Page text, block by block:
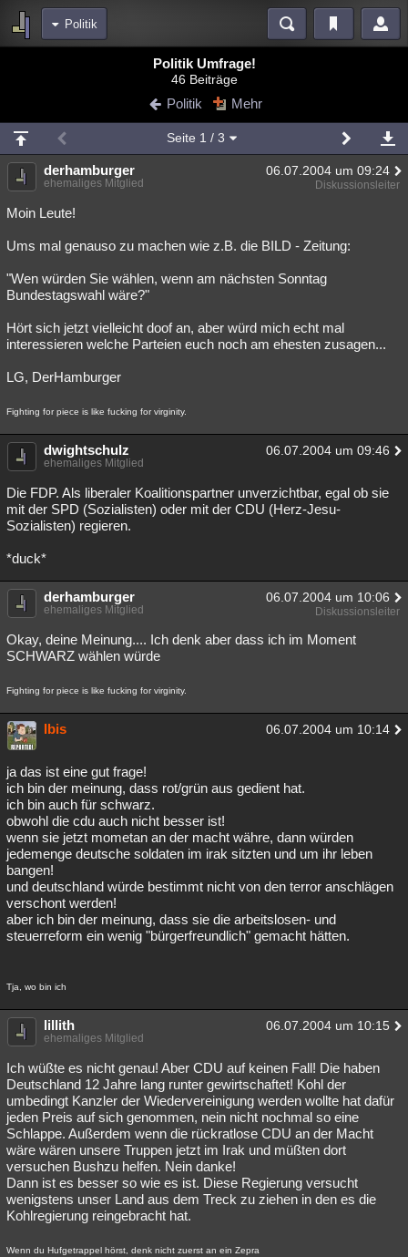
Politik
Blogs
Chat Wiki Neuigkeiten
meine Rubriken
Menschen Wissenschaft Mystery Kriminalfälle
Spiritualität
Natur Umfragen Unterhaltung
weitere Rubriken
Philosophie Träume
Astronomie Helpdesk Gruppen Gaming Filme
Musik Clash
Lesenswert Schlüsselwörter
Politik Umfrage!
46 Beiträge
Politik Mehr
Seite 1 / 3
derhamburger 06.07.2004 um 09:24
ehemaliges Mitglied Diskussionsleiter
Moin Leute!
Ums mal genauso zu machen wie z.B. die BILD - Zeitung:
"Wen würden Sie wählen, wenn am nächsten Sonntag
Bundestagswahl wäre?"
Hört sich jetzt vielleicht doof an, aber würd mich echt mal
interessieren welche Parteien euch noch am ehesten zusagen...
LG, DerHamburger
Fighting for piece is like fucking for virginity.
dwightschulz 06.07.2004 um 09:46
ehemaliges Mitglied
Die FDP. Als liberaler Koalitionspartner unverzichtbar, egal ob sie
mit der SPD (Sozialisten) oder mit der CDU (Herz-Jesu-
Sozialisten) regieren.
*duck*
derhamburger 06.07.2004 um 10:06
ehemaliges Mitglied Diskussionsleiter
Okay, deine Meinung.... Ich denk aber dass ich im Moment
SCHWARZ wählen würde
Fighting for piece is like fucking for virginity.
Ibis 06.07.2004 um 10:14
ja das ist eine gut frage!
ich bin der meinung, dass rot/grün aus gedient hat.
ich bin auch für schwarz.
obwohl die cdu auch nicht besser ist!
wenn sie jetzt mometan an der macht währe, dann würden
jedemenge deutsche soldaten im irak sitzten und um ihr leben
bangen!
und deutschland würde bestimmt nicht von den terror anschlägen
verschont werden!
aber ich bin der meinung, dass sie die arbeitslosen- und
steuerreform ein wenig "bürgerfreundlich" gemacht hätten.
Tja, wo bin ich
lillith 06.07.2004 um 10:15
ehemaliges Mitglied
Ich wüßte es nicht genau! Aber CDU auf keinen Fall! Die haben
Deutschland 12 Jahre lang runter gewirtschaftet! Kohl der
umbedingt Kanzler der Wiedervereinigung werden wollte hat dafür
jeden Preis auf sich genommen, nein nicht nochmal so eine
Schlappe. Außerdem wenn die rückratlose CDU an der Macht
wäre wären unsere Truppen jetzt im Irak und müßten dort
versuchen Bushzu helfen. Nein danke!
Dann ist es besser so wie es ist. Diese Regierung versucht
wenigstens unser Land aus dem Treck zu ziehen in den es die
Kohlregierung reingebracht hat.
Wenn du Hufgetrappel hörst, denk nicht zuerst an ein Zepra